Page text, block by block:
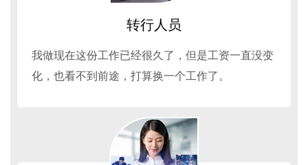
转行人员
我做现在这份工作已经很久了，但是工资一直没变
化，也看不到前途，打算换一个工作了。